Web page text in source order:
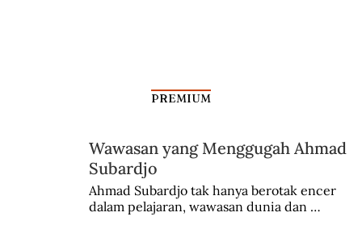
PREMIUM
Wawasan yang Menggugah Ahmad
Subardjo
Ahmad Subardjo tak hanya berotak encer
dalam pelajaran, wawasan dunia dan